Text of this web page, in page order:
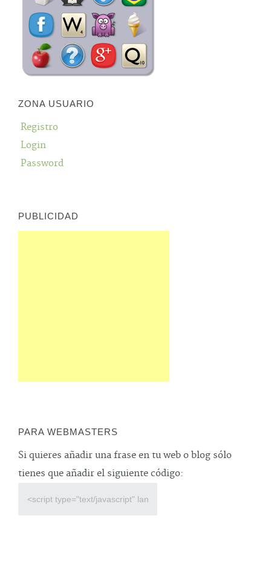
ZONA USUARIO
Registro
Login
Password
PUBLICIDAD
PARA WEBMASTERS
Si quieres añadir una frase en tu web o blog sólo
tienes que añadir el siguiente código: